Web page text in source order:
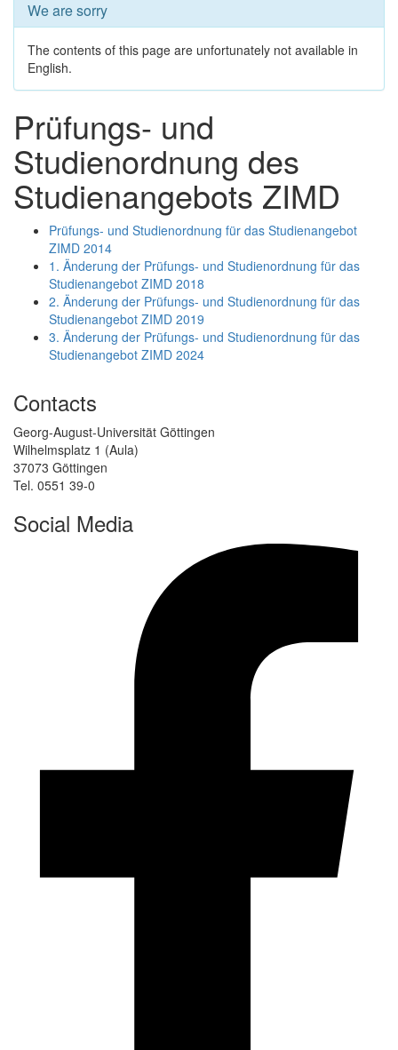
We are sorry
The contents of this page are unfortunately not available in
English.
Prüfungs- und
Studienordnung des
Studienangebots ZIMD
Prüfungs- und Studienordnung für das Studienangebot
ZIMD 2014
1. Änderung der Prüfungs- und Studienordnung für das
Studienangebot ZIMD 2018
2. Änderung der Prüfungs- und Studienordnung für das
Studienangebot ZIMD 2019
3. Änderung der Prüfungs- und Studienordnung für das
Studienangebot ZIMD 2024
Contacts
Georg-August-Universität Göttingen
Wilhelmsplatz 1 (Aula)
37073 Göttingen
Tel. 0551 39-0
Social Media